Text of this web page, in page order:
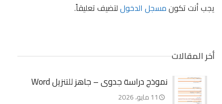
يجب أنت تكونمسجل الدخوللتضيف تعليقاً.
أخر المقالات
نموذج دراسة جدوى – جاهز للتنزيل Word
11 مايو، 2026